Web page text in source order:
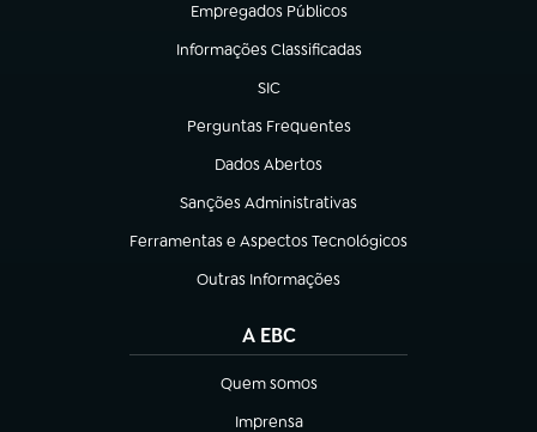
Empregados Públicos
(abre em nova aba)
Informações Classificadas
(abre em nova aba)
SIC
(abre em nova aba)
Perguntas Frequentes
(abre em nova aba)
Dados Abertos
(abre em nova aba)
Sanções Administrativas
(abre em nova aba)
Ferramentas e Aspectos Tecnológicos
(abre em nova aba)
Outras Informações
(abre em nova aba)
A EBC
Quem somos
(abre em nova aba)
Imprensa